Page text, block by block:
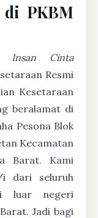
PKBM
Insan Cinta
Resmi
Kesetaraan
beralamat di
Pesona Blok
Kecamatan
Barat. Kami
i dari seluruh
luar negeri
Jadi bagi